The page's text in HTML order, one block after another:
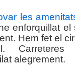
les
enforquillat
Hem fet el
alegrement.